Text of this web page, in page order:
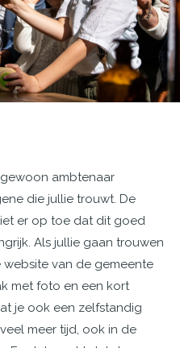
ambtenaar
die jullie trouwt. De
er op toe dat dit goed
Als jullie gaan trouwen
van de gemeente
met foto en een kort
je ook een zelfstandig
meer tijd, ook in de